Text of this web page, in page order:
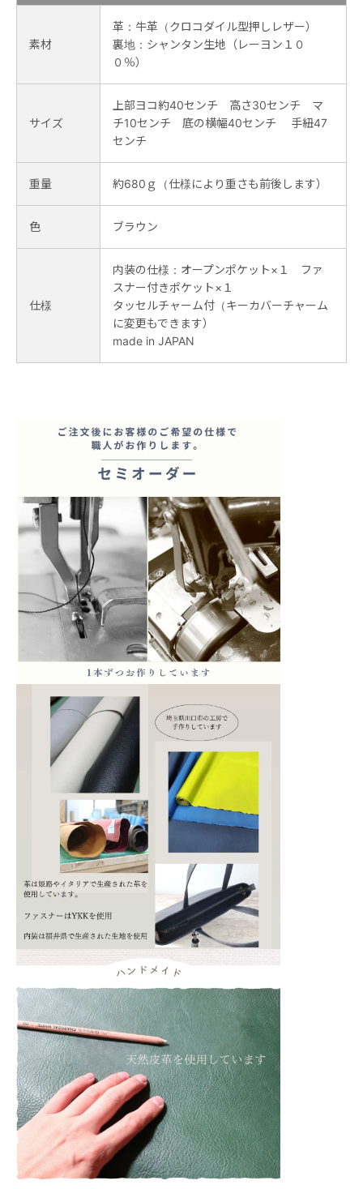
素材
革：牛革（クロコダイル型押しレザー）
裏地：シャンタン生地（レーヨン１０
０％）
サイズ
上部ヨコ約40センチ 高さ30センチ マ
チ10センチ 底の横幅40センチ 手紐47
センチ
重量 約680ｇ（仕様により重さも前後します）
色 ブラウン
仕様
内装の仕様：オープンポケット×１ ファ
スナー付きポケット×１
タッセルチャーム付（キーカバーチャーム
に変更もできます）
made in JAPAN